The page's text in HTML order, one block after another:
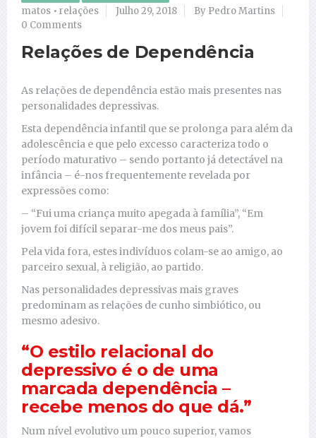
matos • relações Julho 29, 2018
By Pedro Martins
0 Comments
Relações de Dependência
As relações de dependência estão mais presentes nas
personalidades depressivas.
Esta dependência infantil que se prolonga para além da
adolescência e que pelo excesso caracteriza todo o
período maturativo – sendo portanto já detectável na
infância – é-nos frequentemente revelada por
expressões como:
– “Fui uma criança muito apegada à família”, “Em
jovem foi difícil separar-me dos meus pais”.
Pela vida fora, estes indivíduos colam-se ao amigo, ao
parceiro sexual, à religião, ao partido.
Nas personalidades depressivas mais graves
predominam as relações de cunho simbiótico, ou
mesmo adesivo.
“O estilo relacional do
depressivo é o de uma
marcada dependência –
recebe menos do que dá.”
Num nível evolutivo um pouco superior, vamos